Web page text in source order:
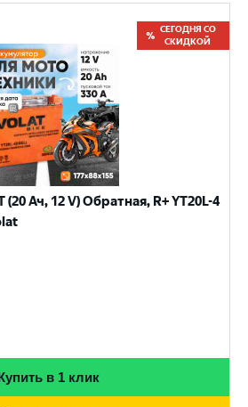
СЕГОДНЯ СО
СКИДКОЙ
Ач, 12 V) Обратная, R+ YT20L-4
в 1 клик